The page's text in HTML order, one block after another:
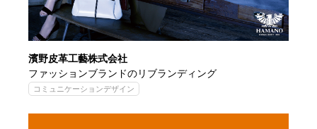
濱野皮革工藝株式会社
ファッションブランドのリブランディング
コミュニケーションデザイン